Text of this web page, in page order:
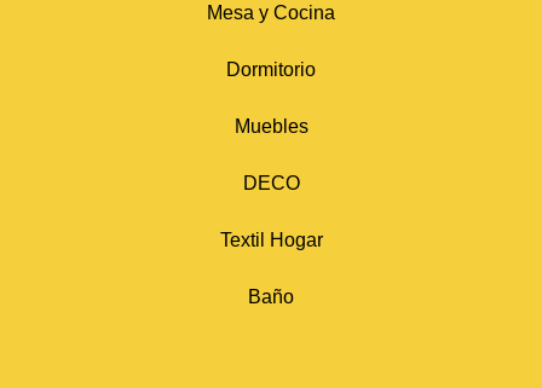
Mesa y Cocina
Dormitorio
Muebles
DECO
Textil Hogar
Baño